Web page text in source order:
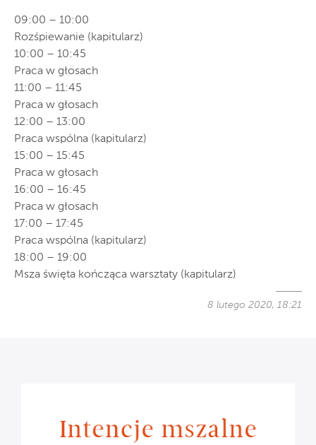
09:00 – 10:00
Rozśpiewanie (kapitularz)
10:00 – 10:45
Praca w głosach
11:00 – 11:45
Praca w głosach
12:00 – 13:00
Praca wspólna (kapitularz)
15:00 – 15:45
Praca w głosach
16:00 – 16:45
Praca w głosach
17:00 – 17:45
Praca wspólna (kapitularz)
18:00 – 19:00
Msza święta kończąca warsztaty (kapitularz)
8 lutego 2020, 18:21